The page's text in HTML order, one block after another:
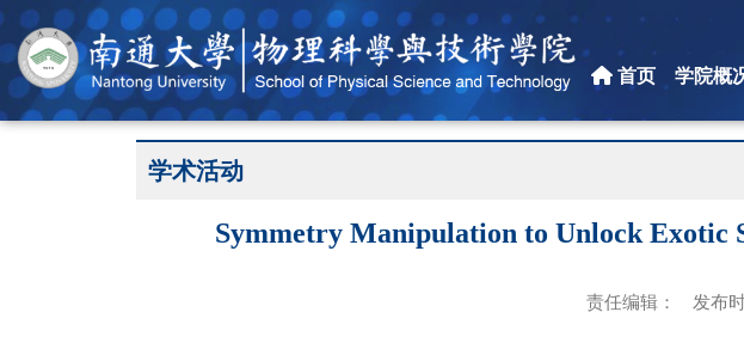
首页 学院概
学术活动
Symmetry Manipulation to Unlock Exotic
责任编辑： 发布